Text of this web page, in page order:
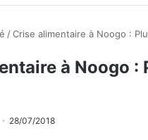
/Crise alimentaire à Noogo :
à Noogo :
28/07/2018